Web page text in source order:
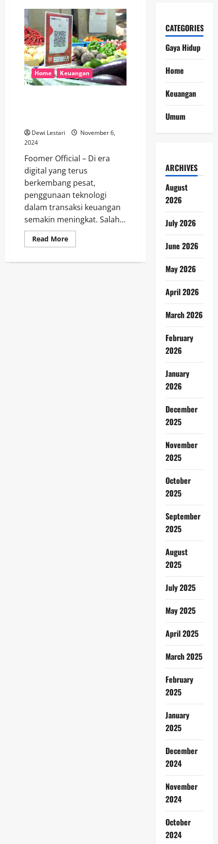
Tajam!
Pengguna
QRIS
di
Indonesia
Tumbuh
183,9%
Menurut
Data
BI
Oktober
2024
Home Keuangan
Dewi Lestari
November 6,
2024
Foomer Official – Di era
digital yang terus
berkembang pesat,
penggunaan teknologi
dalam transaksi keuangan
semakin meningkat. Salah...
Read MoreRead
more
QRIS:
CATEGORIES
Gaya Hidup
Home
Keuangan
Umum
ARCHIVES
August
2026
July 2026
June 2026
May 2026
April 2026
March 2026
February
2026
January
2026
December
2025
November
2025
October
2025
September
2025
August
2025
July 2025
May 2025
April 2025
March 2025
February
2025
January
2025
December
2024
November
2024
October
2024